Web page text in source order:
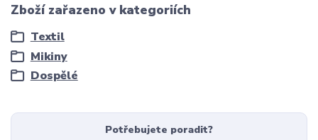
Zboží zařazeno v kategoriích
Textil
Mikiny
Dospělé
Potřebujete poradit?